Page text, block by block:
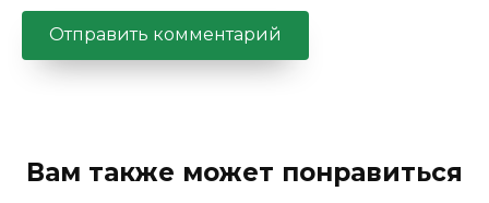
Вам также может понравиться